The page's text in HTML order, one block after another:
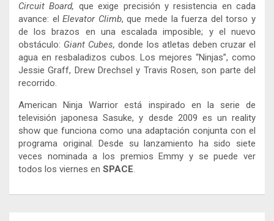
Circuit Board, que exige precisión y resistencia en cada
avance: elElevator Climb, que mede la fuerza del torso y
de los brazos en una escalada imposible; y el nuevo
obstáculo: Giant Cubes,donde los atletas deben cruzar el
agua en resbaladizos cubos. Los mejores “Ninjas”, como
Jessie Graff, Drew Drechsel y Travis Rosen, son parte del
recorrido.
American Ninja Warrior está inspirado en la serie de
televisión japonesa Sasuke, y desde 2009 es un reality
show que funciona como una adaptación conjunta con el
programa original. Desde su lanzamiento ha sido siete
veces nominada a los premios Emmy y se puede ver
todos los viernes en SPACE.